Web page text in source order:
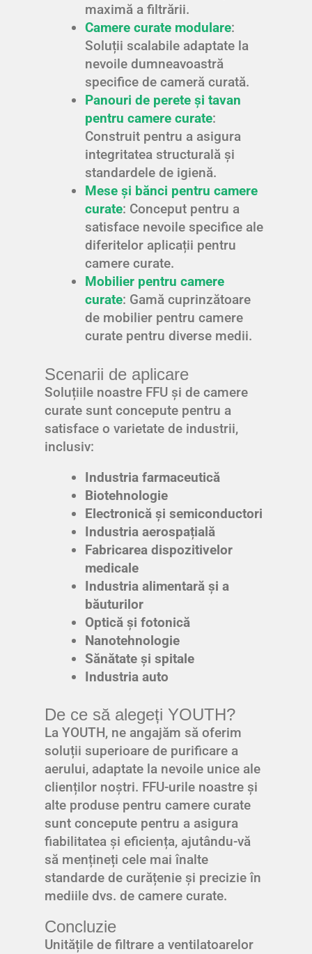
maximă a filtrării.
Camere curate modulare:
Soluții scalabile adaptate la
nevoile dumneavoastră
specifice de cameră curată.
Panouri de perete și tavan
pentru camere curate:
Construit pentru a asigura
integritatea structurală și
standardele de igienă.
Mese și bănci pentru camere
curate: Conceput pentru a
satisface nevoile specifice ale
diferitelor aplicații pentru
camere curate.
Mobilier pentru camere
curate: Gamă cuprinzătoare
de mobilier pentru camere
curate pentru diverse medii.
Scenarii de aplicare
Soluțiile noastre FFU și de camere
curate sunt concepute pentru a
satisface o varietate de industrii,
inclusiv:
Industria farmaceutică
Biotehnologie
Electronică și semiconductori
Industria aerospațială
Fabricarea dispozitivelor
medicale
Industria alimentară și a
băuturilor
Optică și fotonică
Nanotehnologie
Sănătate și spitale
Industria auto
De ce să alegeți YOUTH?
La YOUTH, ne angajăm să oferim
soluții superioare de purificare a
aerului, adaptate la nevoile unice ale
clienților noștri. FFU-urile noastre și
alte produse pentru camere curate
sunt concepute pentru a asigura
fiabilitatea și eficiența, ajutându-vă
să mențineți cele mai înalte
standarde de curățenie și precizie în
mediile dvs. de camere curate.
Concluzie
Unitățile de filtrare a ventilatoarelor